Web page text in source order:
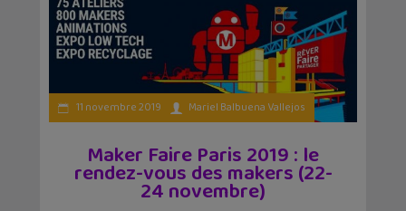
11 novembre 2019 Mariel Balbuena Vallejos
Maker Faire Paris 2019 : le
rendez-vous des makers (22-
24 novembre)